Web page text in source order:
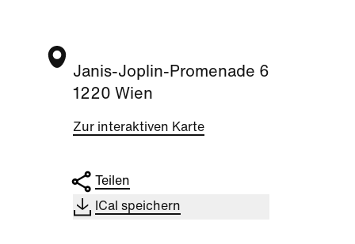
Janis-Joplin-Promenade 6
1220 Wien
Zur interaktiven Karte
Teilen
ICal speichern